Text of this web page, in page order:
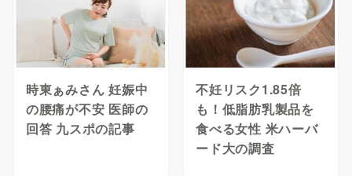
時東ぁみさん 妊娠中
の腰痛が不安 医師の
回答 九スポの記事
不妊リスク1.85倍
も！低脂肪乳製品を
食べる女性 米ハーバ
ード大の調査